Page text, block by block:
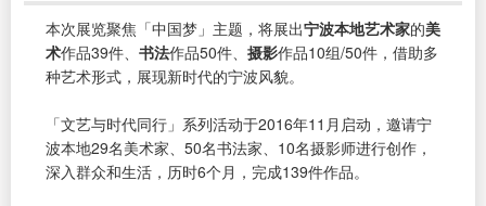
本次展览聚焦「中国梦」主题，将展出宁波本地艺术家的美
术作品39件、 书法作品50件、 摄影作品10组/50件，借助多
种艺术形式，展现新时代的宁波风貌。
「文艺与时代同行」系列活动于2016年11月启动，邀请宁
波本地29名美术家、50名书法家、10名摄影师进行创作，
深入群众和生活，历时6个月，完成139件作品。